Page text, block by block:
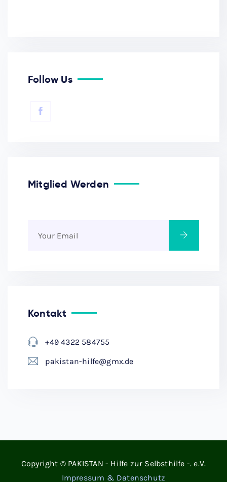
Follow Us
Mitglied Werden
Kontakt
+49 4322 584755
pakistan-hilfe@gmx.de
Copyright © PAKISTAN - Hilfe zur Selbsthilfe -. e.V.
Impressum & Datenschutz